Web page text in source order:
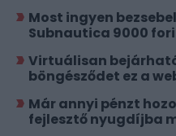
Most ingyen
Subnautica 9000
Virtuálisan
böngésződet ez a
Már annyi pénzt
fejlesztő nyugdíjba